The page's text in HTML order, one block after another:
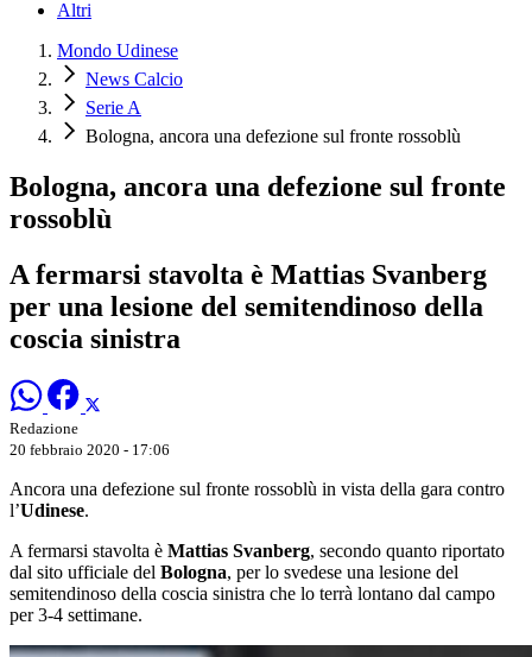
Altri
Mondo Udinese
News Calcio
Serie A
Bologna, ancora una defezione sul fronte rossoblù
Bologna, ancora una defezione sul fronte
rossoblù
A fermarsi stavolta è Mattias Svanberg
per una lesione del semitendinoso della
coscia sinistra
Redazione
20 febbraio 2020 - 17:06
Ancora una defezione sul fronte rossoblù in vista della gara contro
l’Udinese.
A fermarsi stavolta è Mattias Svanberg, secondo quanto riportato
dal sito ufficiale del Bologna, per lo svedese una lesione del
semitendinoso della coscia sinistra che lo terrà lontano dal campo
per 3-4 settimane.